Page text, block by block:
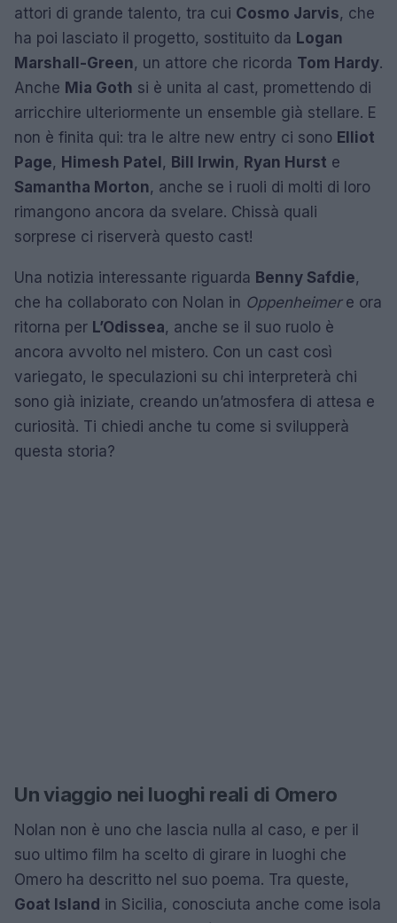
attori di grande talento, tra cui Cosmo Jarvis, che
ha poi lasciato il progetto, sostituito da Logan
Marshall-Green, un attore che ricorda Tom Hardy.
Anche Mia Goth si è unita al cast, promettendo di
arricchire ulteriormente un ensemble già stellare. E
non è finita qui: tra le altre new entry ci sono Elliot
Page, Himesh Patel, Bill Irwin, Ryan Hurst e
Samantha Morton, anche se i ruoli di molti di loro
rimangono ancora da svelare. Chissà quali
sorprese ci riserverà questo cast!
Una notizia interessante riguarda Benny Safdie,
che ha collaborato con Nolan in Oppenheimere ora
ritorna per L’Odissea, anche se il suo ruolo è
ancora avvolto nel mistero. Con un cast così
variegato, le speculazioni su chi interpreterà chi
sono già iniziate, creando un’atmosfera di attesa e
curiosità. Ti chiedi anche tu come si svilupperà
questa storia?
Un viaggio nei luoghi reali di Omero
Nolan non è uno che lascia nulla al caso, e per il
suo ultimo film ha scelto di girare in luoghi che
Omero ha descritto nel suo poema. Tra queste,
Goat Island in Sicilia, conosciuta anche come isola